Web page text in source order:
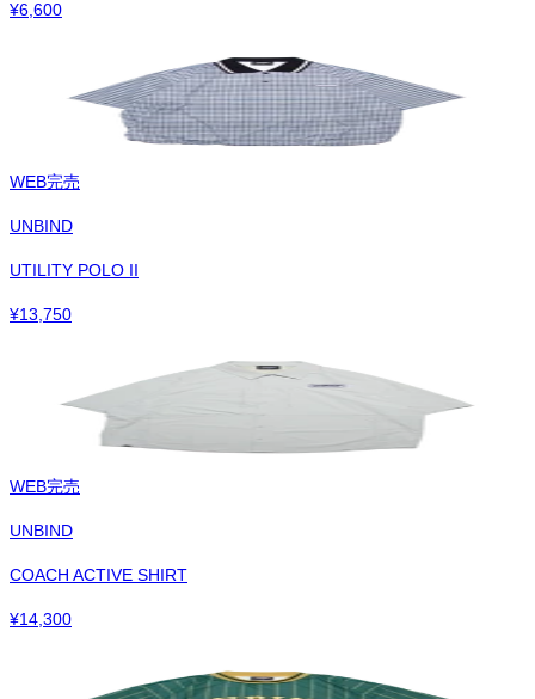
¥6,600
WEB完売
UNBIND
UTILITY POLO II
¥13,750
WEB完売
UNBIND
COACH ACTIVE SHIRT
¥14,300